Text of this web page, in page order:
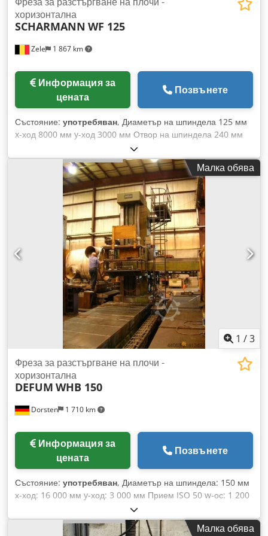
Zele 1 867 km
хоризонтална
SCHARMANN WF 125
Информация за
цената
Позвънете
Състояние: употребяван, Диаметър на шпиндела 125 мм
x-ход 8000 мм y-ход 3000 мм Отвор на шпиндела 240 мм
w-ос 1650 мм Обща мощност . kW Включва: Конус на
шпиндела 240 (конус ISA60) Втори шпиндел 125 мм
(метричен конус 80) Фейслихт Ø 1.000 мм Обороти/мин. 1-
55 (безстепенно) Ход на фейслихта 380 мм Заден център
Техническите данни са предоставени от производителя или
оператора и са без ангажимент от наша страна. Запазваме
си правото на междинна продажба; важат единствено
нашите общи условия за търговия и продажба. За нас над
400 собствени машини в склада над 15 000 м² складова
площ, кранова мощност 70 тона над 10 000 артикула
аксесоари за Вашата работилница Искате да продадете
машини, производствени линии или Вашето предприятие?
Свържете се с нас. Още оферти ще намерите на нашия
уебсайт. Оглед на място е възможен след предварителна
уговорка. Очакваме с нетърпение Вашето посещение.
Вашият екип на Markus Hirsch Dkjdpfx Aeyuqkujg Dor
Малка обява
1 /3
Dorsten 1 710 km
Фреза за разстъргване на плочи -
хоризонтална
DEFUM WHB 150
Информация за
цената
Позвънете
Състояние: употребяван, Диаметър на шпиндела: 150 мм
х-ход: 16 000 мм y-ход: 3 000 мм Прием ISO 50 w-ос: 1 200
мм Обща нужда от мощност: 30 kW Допълнителни данни:
Плъзгащ блок (Ram) (мм): 380 x 380 Ход на плъзгащия блок
(Рам) (мм): 500 Включва: Вертикална глава ISO 50 4-осен
Малка обява